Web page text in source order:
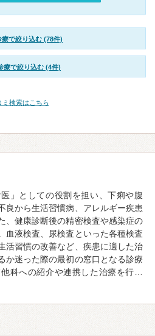
療で絞り込む (78件)
療で絞り込む (4件)
ミ検索はこちら
」としての役割を担い、下痢や腹
良から生活習慣病、アレルギー疾患
、健康診断後の精密検査や感染症の
血液検査、尿検査といった各種検査
活習慣の改善など、疾患に適した治
か迷った際の最初の窓口となる診療
科への紹介や連携した治療を行…